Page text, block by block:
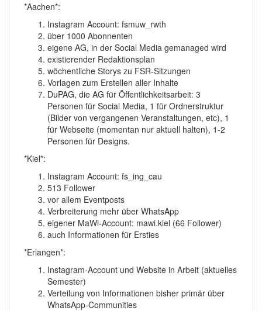
*Aachen*:
Instagram Account: fsmuw_rwth
über 1000 Abonnenten
eigene AG, in der Social Media gemanaged wird
existierender Redaktionsplan
wöchentliche Storys zu FSR-Sitzungen
Vorlagen zum Erstellen aller Inhalte
DuPAG, die AG für Öffentlichkeitsarbeit: 3
Personen für Social Media, 1 für Ordnerstruktur
(Bilder von vergangenen Veranstaltungen, etc), 1
für Webseite (momentan nur aktuell halten), 1-2
Personen für Designs.
*Kiel*:
Instagram Account: fs_ing_cau
513 Follower
vor allem Eventposts
Verbreiterung mehr über WhatsApp
eigener MaWi-Account: mawi.kiel (66 Follower)
auch Informationen für Ersties
*Erlangen*:
Instagram-Account und Website in Arbeit (aktuelles
Semester)
Verteilung von Informationen bisher primär über
WhatsApp-Communities